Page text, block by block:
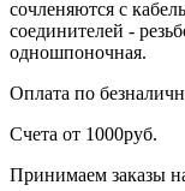
сочленяются с
соединителей -
одношпоночная.
Оплата по
Счета от 1000руб.
Принимаем заказы